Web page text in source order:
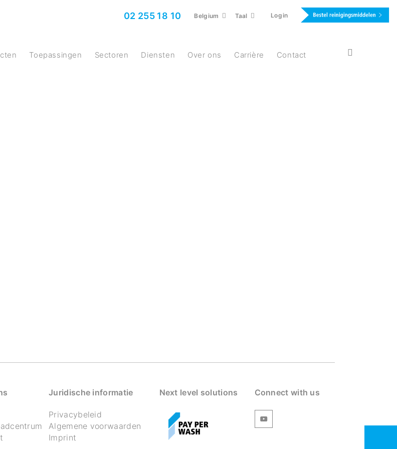
02 255 18 10 Belgium Taal Login
Toepassingen Sectoren Diensten Over ons Carrière Contact
Juridische informatie
Privacybeleid
Algemene voorwaarden
Imprint
Next level solutions Connect with us